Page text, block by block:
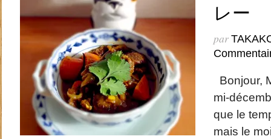
レー
par
Bonjour,
mi-
que le
mais le